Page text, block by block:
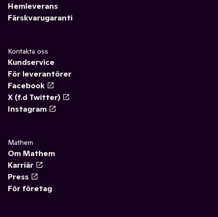
Hemleverans
Färskvarugaranti
Kontakta oss
Kundservice
För leverantörer
Facebook
X (f.d Twitter)
Instagram
Mathem
Om Mathem
Karriär
Press
För företag